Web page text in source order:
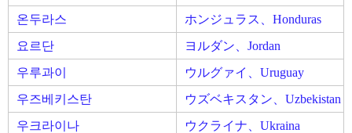
온두라스
ホンジュラス、Honduras
요르단
ヨルダン、Jordan
우루과이
ウルグァイ、Uruguay
우즈베키스탄
ウズベキスタン、Uzbekistan
우크라이나
ウクライナ、Ukraina